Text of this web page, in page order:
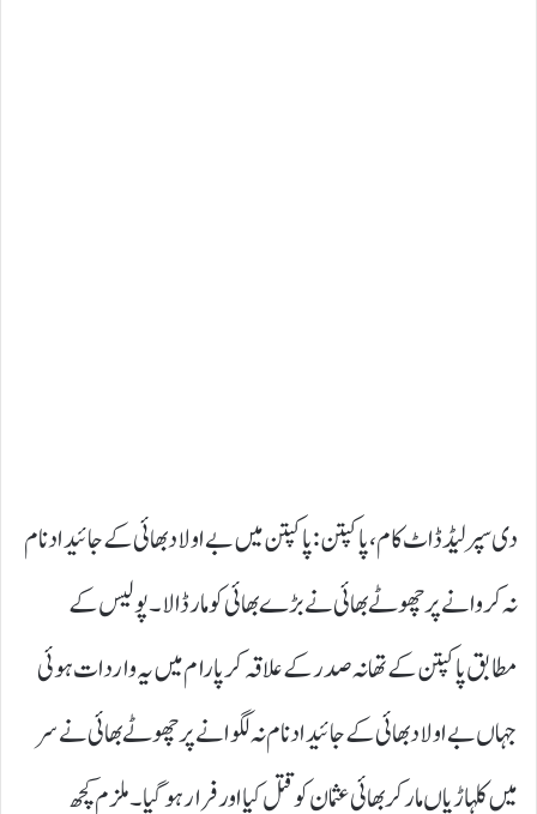
دی سپرلیڈ ڈاٹ کام ،پاکپتن :پاکپتن میں بے اولاد بھائی کے جائیداد نام
نہ کروانے پر چھوٹے بھائی نے بڑے بھائی کو مار ڈالا ۔ پولیس کے
مطابق پاکپتن کے تھانہ صدر کے علاقہ کرپا رام میں یہ واردات ہوئی
جہاں بے اولاد بھائی کے جائیداد نام نہ لگوانے پر چھوٹے بھائی نے سر
میں کلہاڑیاں مارکر بھائی عثمان کوقتل کیا اور فرار ہو گیا ۔ ملزم کچھ